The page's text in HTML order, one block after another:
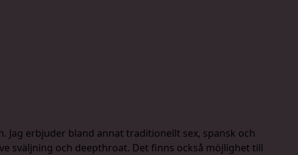
Jag erbjuder bland annat traditionellt sex, spansk och
sväljning och deepthroat. Det finns också möjlighet till